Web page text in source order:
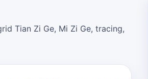
Tian Zi Ge, Mi Zi Ge, tracing,